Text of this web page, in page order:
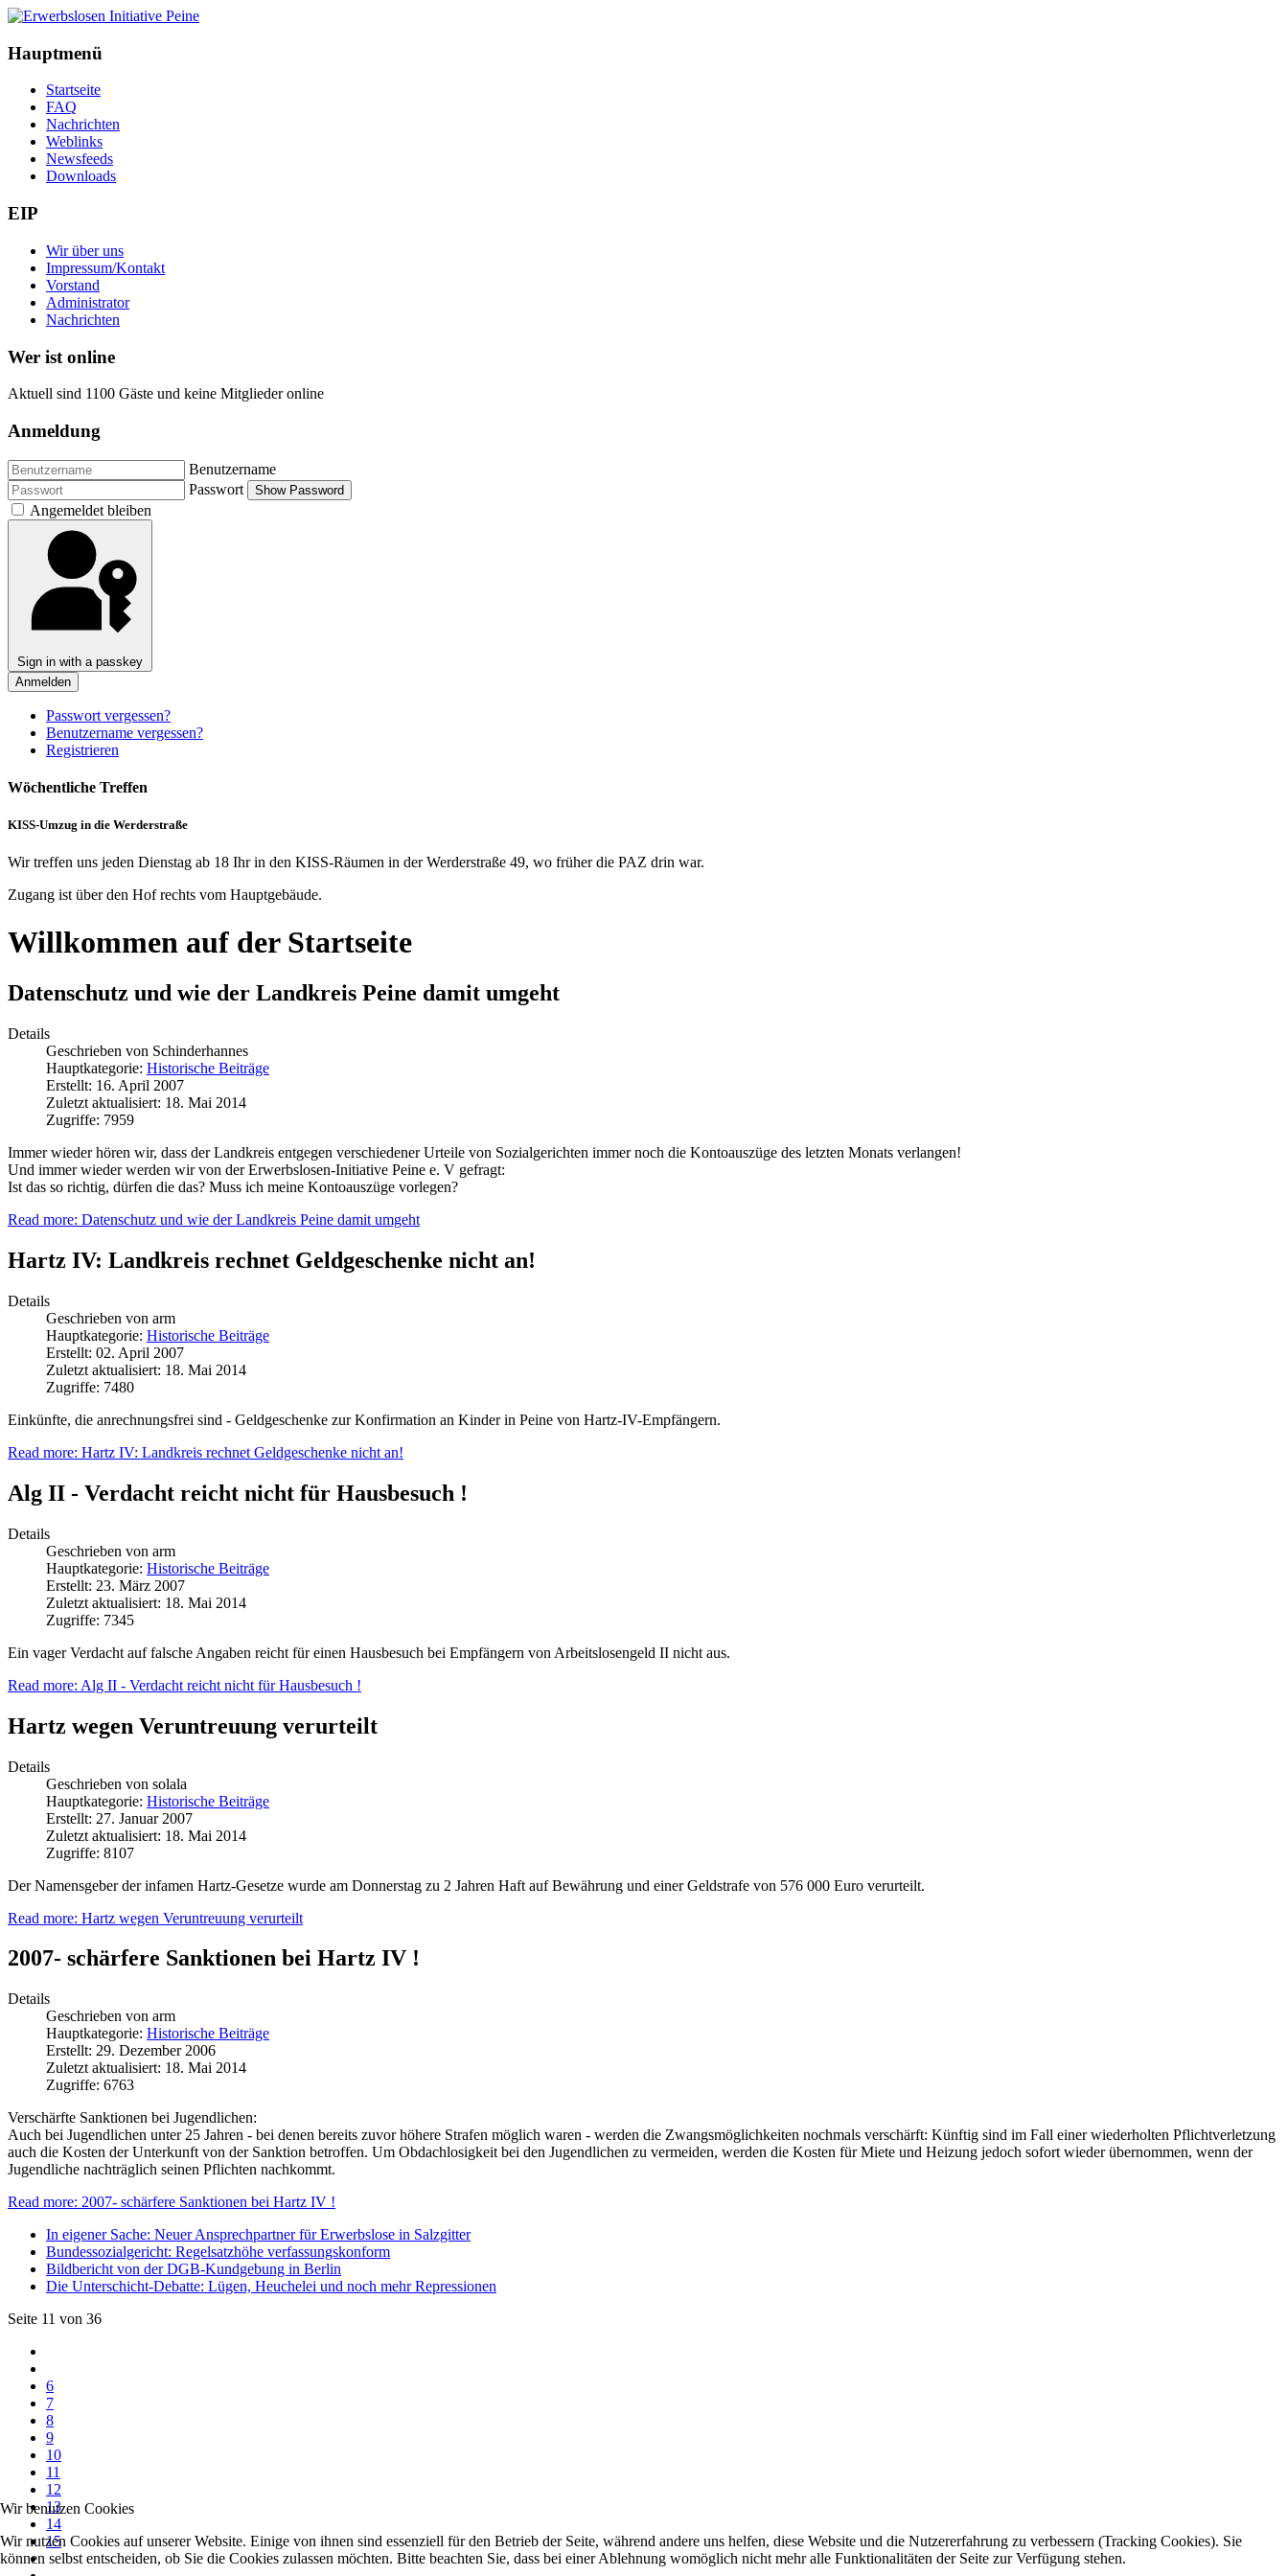
Hauptmenü
Startseite
FAQ
Nachrichten
Weblinks
Newsfeeds
Downloads
EIP
Wir über uns
Impressum/Kontakt
Vorstand
Administrator
Nachrichten
Wer ist online
Aktuell sind 1100 Gäste und keine Mitglieder online
Anmeldung
Benutzername
Passwort
Show Password
Angemeldet bleiben
Sign in with a passkey
Anmelden
Passwort vergessen?
Benutzername vergessen?
Registrieren
Wöchentliche Treffen
KISS-Umzug in die Werderstraße
Wir treffen uns jeden Dienstag ab 18 Ihr in den KISS-Räumen in der Werderstraße 49, wo früher die PAZ drin war.
Zugang ist über den Hof rechts vom Hauptgebäude.
Willkommen auf der Startseite
Datenschutz und wie der Landkreis Peine damit umgeht
Details
Geschrieben von Schinderhannes
Hauptkategorie: Historische Beiträge
Erstellt: 16. April 2007
Zuletzt aktualisiert: 18. Mai 2014
Zugriffe: 7959
Immer wieder hören wir, dass der Landkreis entgegen verschiedener Urteile von Sozialgerichten immer noch die Kontoauszüge des letzten Monats verlangen!
Und immer wieder werden wir von der Erwerbslosen-Initiative Peine e. V gefragt:
Ist das so richtig, dürfen die das? Muss ich meine Kontoauszüge vorlegen?
Read more: Datenschutz und wie der Landkreis Peine damit umgeht
Hartz IV: Landkreis rechnet Geldgeschenke nicht an!
Details
Geschrieben von arm
Hauptkategorie: Historische Beiträge
Erstellt: 02. April 2007
Zuletzt aktualisiert: 18. Mai 2014
Zugriffe: 7480
Einkünfte, die anrechnungsfrei sind - Geldgeschenke zur Konfirmation an Kinder in Peine von Hartz-IV-Empfängern.
Read more: Hartz IV: Landkreis rechnet Geldgeschenke nicht an!
Alg II - Verdacht reicht nicht für Hausbesuch !
Details
Geschrieben von arm
Hauptkategorie: Historische Beiträge
Erstellt: 23. März 2007
Zuletzt aktualisiert: 18. Mai 2014
Zugriffe: 7345
Ein vager Verdacht auf falsche Angaben reicht für einen Hausbesuch bei Empfängern von Arbeitslosengeld II nicht aus.
Read more: Alg II - Verdacht reicht nicht für Hausbesuch !
Hartz wegen Veruntreuung verurteilt
Details
Geschrieben von solala
Hauptkategorie: Historische Beiträge
Erstellt: 27. Januar 2007
Zuletzt aktualisiert: 18. Mai 2014
Zugriffe: 8107
Der Namensgeber der infamen Hartz-Gesetze wurde am Donnerstag zu 2 Jahren Haft auf Bewährung und einer Geldstrafe von 576 000 Euro verurteilt.
Read more: Hartz wegen Veruntreuung verurteilt
2007- schärfere Sanktionen bei Hartz IV !
Details
Geschrieben von arm
Hauptkategorie: Historische Beiträge
Erstellt: 29. Dezember 2006
Zuletzt aktualisiert: 18. Mai 2014
Zugriffe: 6763
Verschärfte Sanktionen bei Jugendlichen:
Auch bei Jugendlichen unter 25 Jahren - bei denen bereits zuvor höhere Strafen möglich waren - werden die Zwangsmöglichkeiten nochmals verschärft: Künftig sind im Fall einer wiederholten Pflichtverletzung
auch die Kosten der Unterkunft von der Sanktion betroffen. Um Obdachlosigkeit bei den Jugendlichen zu vermeiden, werden die Kosten für Miete und Heizung jedoch sofort wieder übernommen, wenn der
Jugendliche nachträglich seinen Pflichten nachkommt.
Read more: 2007- schärfere Sanktionen bei Hartz IV !
In eigener Sache: Neuer Ansprechpartner für Erwerbslose in Salzgitter
Bundessozialgericht: Regelsatzhöhe verfassungskonform
Bildbericht von der DGB-Kundgebung in Berlin
Die Unterschicht-Debatte: Lügen, Heuchelei und noch mehr Repressionen
Seite 11 von 36
6
7
8
9
10
11
12
13
14
15
Wir benutzen Cookies
Wir nutzen Cookies auf unserer Website. Einige von ihnen sind essenziell für den Betrieb der Seite, während andere uns helfen, diese Website und die Nutzererfahrung zu verbessern (Tracking Cookies). Sie
können selbst entscheiden, ob Sie die Cookies zulassen möchten. Bitte beachten Sie, dass bei einer Ablehnung womöglich nicht mehr alle Funktionalitäten der Seite zur Verfügung stehen.